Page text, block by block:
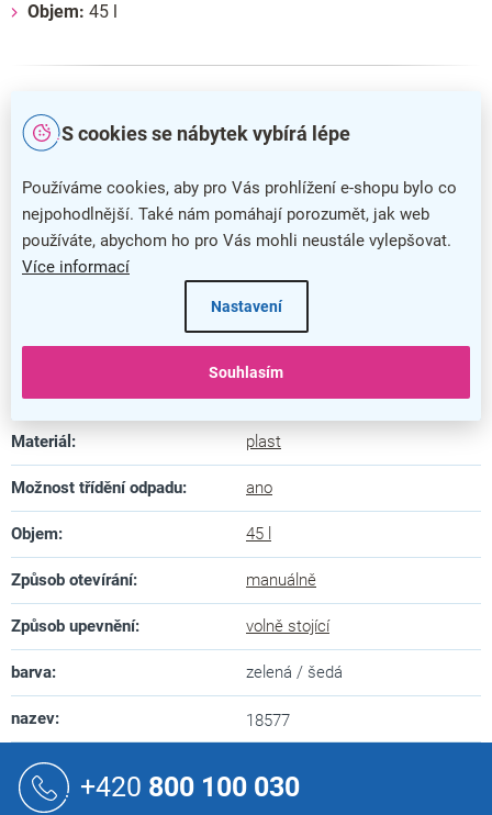
S cookies se nábytek vybírá lépe
Používáme cookies, aby pro Vás prohlížení e-shopu bylo co
nejpohodlnější. Také nám pomáhají porozumět, jak web
používáte, abychom ho pro Vás mohli neustále vylepšovat.
Více informací
Nastavení
Souhlasím
Objem: 45 l
Doplňkové parametry
Barva: šedá,zelená
Záruka:
29,8 cm
Hloubka: 39,4 cm
Výška: 61,2 cm
Materiál : plast
Možnost třídění odpadu: ano
Objem: 45 l
Způsob otevírání: manuálně
Způsob upevnění: volně stojící
barva: zelená / šedá
nazev: 18577
+420 800 100 030